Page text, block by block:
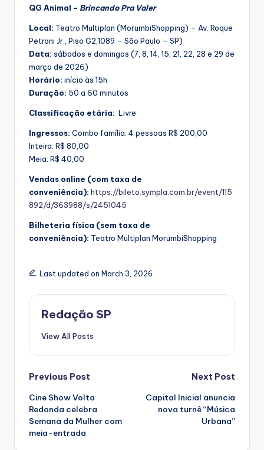
QG Animal – Brincando Pra Valer
Local: Teatro Multiplan (MorumbiShopping) – Av. Roque
Petroni Jr., Piso G2,1089 – São Paulo – SP)
Data: sábados e domingos (7, 8, 14, 15, 21, 22, 28 e 29 de
março de 2026)
Horário: início às 15h
Duração: 50 a 60 minutos
Classificação etária: Livre
Ingressos: Combo família: 4 pessoas R$ 200,00
Inteira: R$ 80,00
Meia: R$ 40,00
Vendas online (com taxa de
conveniência): https://bileto.sympla.com.br/event/115
892/d/363988/s/2451045
Bilheteria física (sem taxa de
conveniência): Teatro Multiplan MorumbiShopping
Last updated on March 3, 2026
Redação SP
View All Posts
Post
navigation
Previous Post
Cine Show Volta
Redonda celebra
Semana da Mulher com
meia-entrada
Next Post
Capital Inicial anuncia
nova turnê “Música
Urbana”